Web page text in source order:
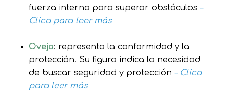
fuerza interna para superar obstáculos –
Clica para leer más
Oveja: representa la conformidad y la
protección. Su figura indica la necesidad
de buscar seguridad y protección – Clica
para leer más